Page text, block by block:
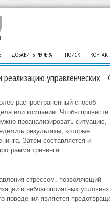
ДОБАВИТЬ РЕФЕРАТ ПОИСК
управленческих
распространенный способ
или компании. Чтобы провести
проанализировать ситуацию,
результаты, которые
Затем составляется и
тренинга.
стрессом, позволяющий
в неблагоприятных
поведения является